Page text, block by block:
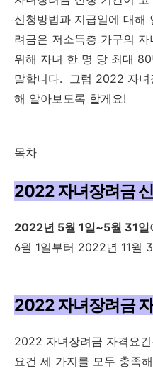
신청방법과 지급일에 대해
려금은 저소득층 가구의
위해 자녀 한 명 당 최대
말합니다. 그럼 2022 자녀
해 알아보도록 할게요!
목차
2022 자녀장려금
2022년 5월 1일~5월 31일
6월 1일부터 2022년 11월
2022 자녀장려금
2022 자녀장려금 자격요
요건 세 가지를 모두 충족